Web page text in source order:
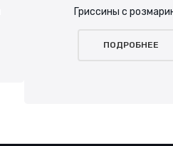
Гриссины с
ПОДРОБНЕЕ